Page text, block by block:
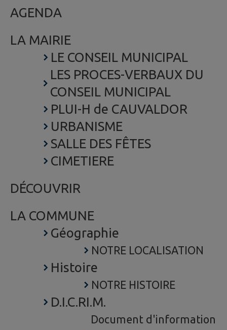
AGENDA
LA MAIRIE
LE CONSEIL MUNICIPAL
LES PROCES-VERBAUX DU
CONSEIL MUNICIPAL
PLUI-H de CAUVALDOR
URBANISME
SALLE DES FÊTES
CIMETIERE
DÉCOUVRIR
LA COMMUNE
Géographie
NOTRE LOCALISATION
Histoire
NOTRE HISTOIRE
D.I.C.RI.M.
Document d'information